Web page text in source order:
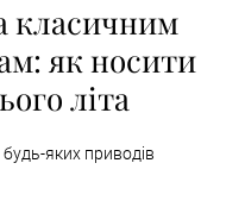
класичним
як носити
літа
яких приводів